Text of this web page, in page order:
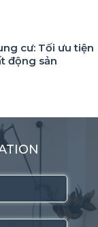
cư: Tối ưu tiện
động sản